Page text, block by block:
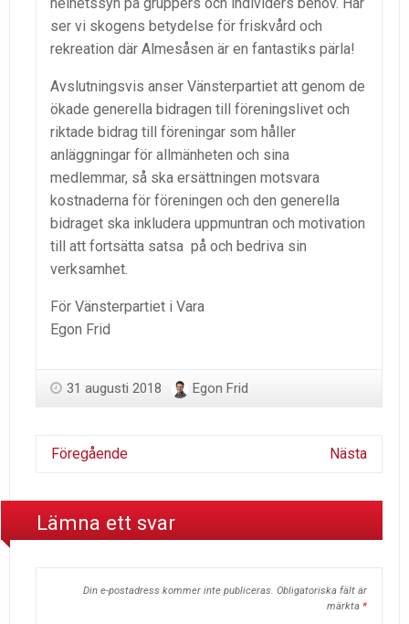
ser vi skogens betydelse för friskvård och
rekreation där Almesåsen är en fantastiks pärla!
Avslutningsvis anser Vänsterpartiet att genom de
ökade generella bidragen till föreningslivet och
riktade bidrag till föreningar som håller
anläggningar för allmänheten och sina
medlemmar, så ska ersättningen motsvara
kostnaderna för föreningen och den generella
bidraget ska inkludera uppmuntran och motivation
till att fortsätta satsa på och bedriva sin
verksamhet.
För Vänsterpartiet i Vara
Egon Frid
31 augusti 2018 Egon Frid
Föregående Nästa
Lämna ett svar
Din e-postadress kommer inte publiceras. Obligatoriska fält är
märkta *